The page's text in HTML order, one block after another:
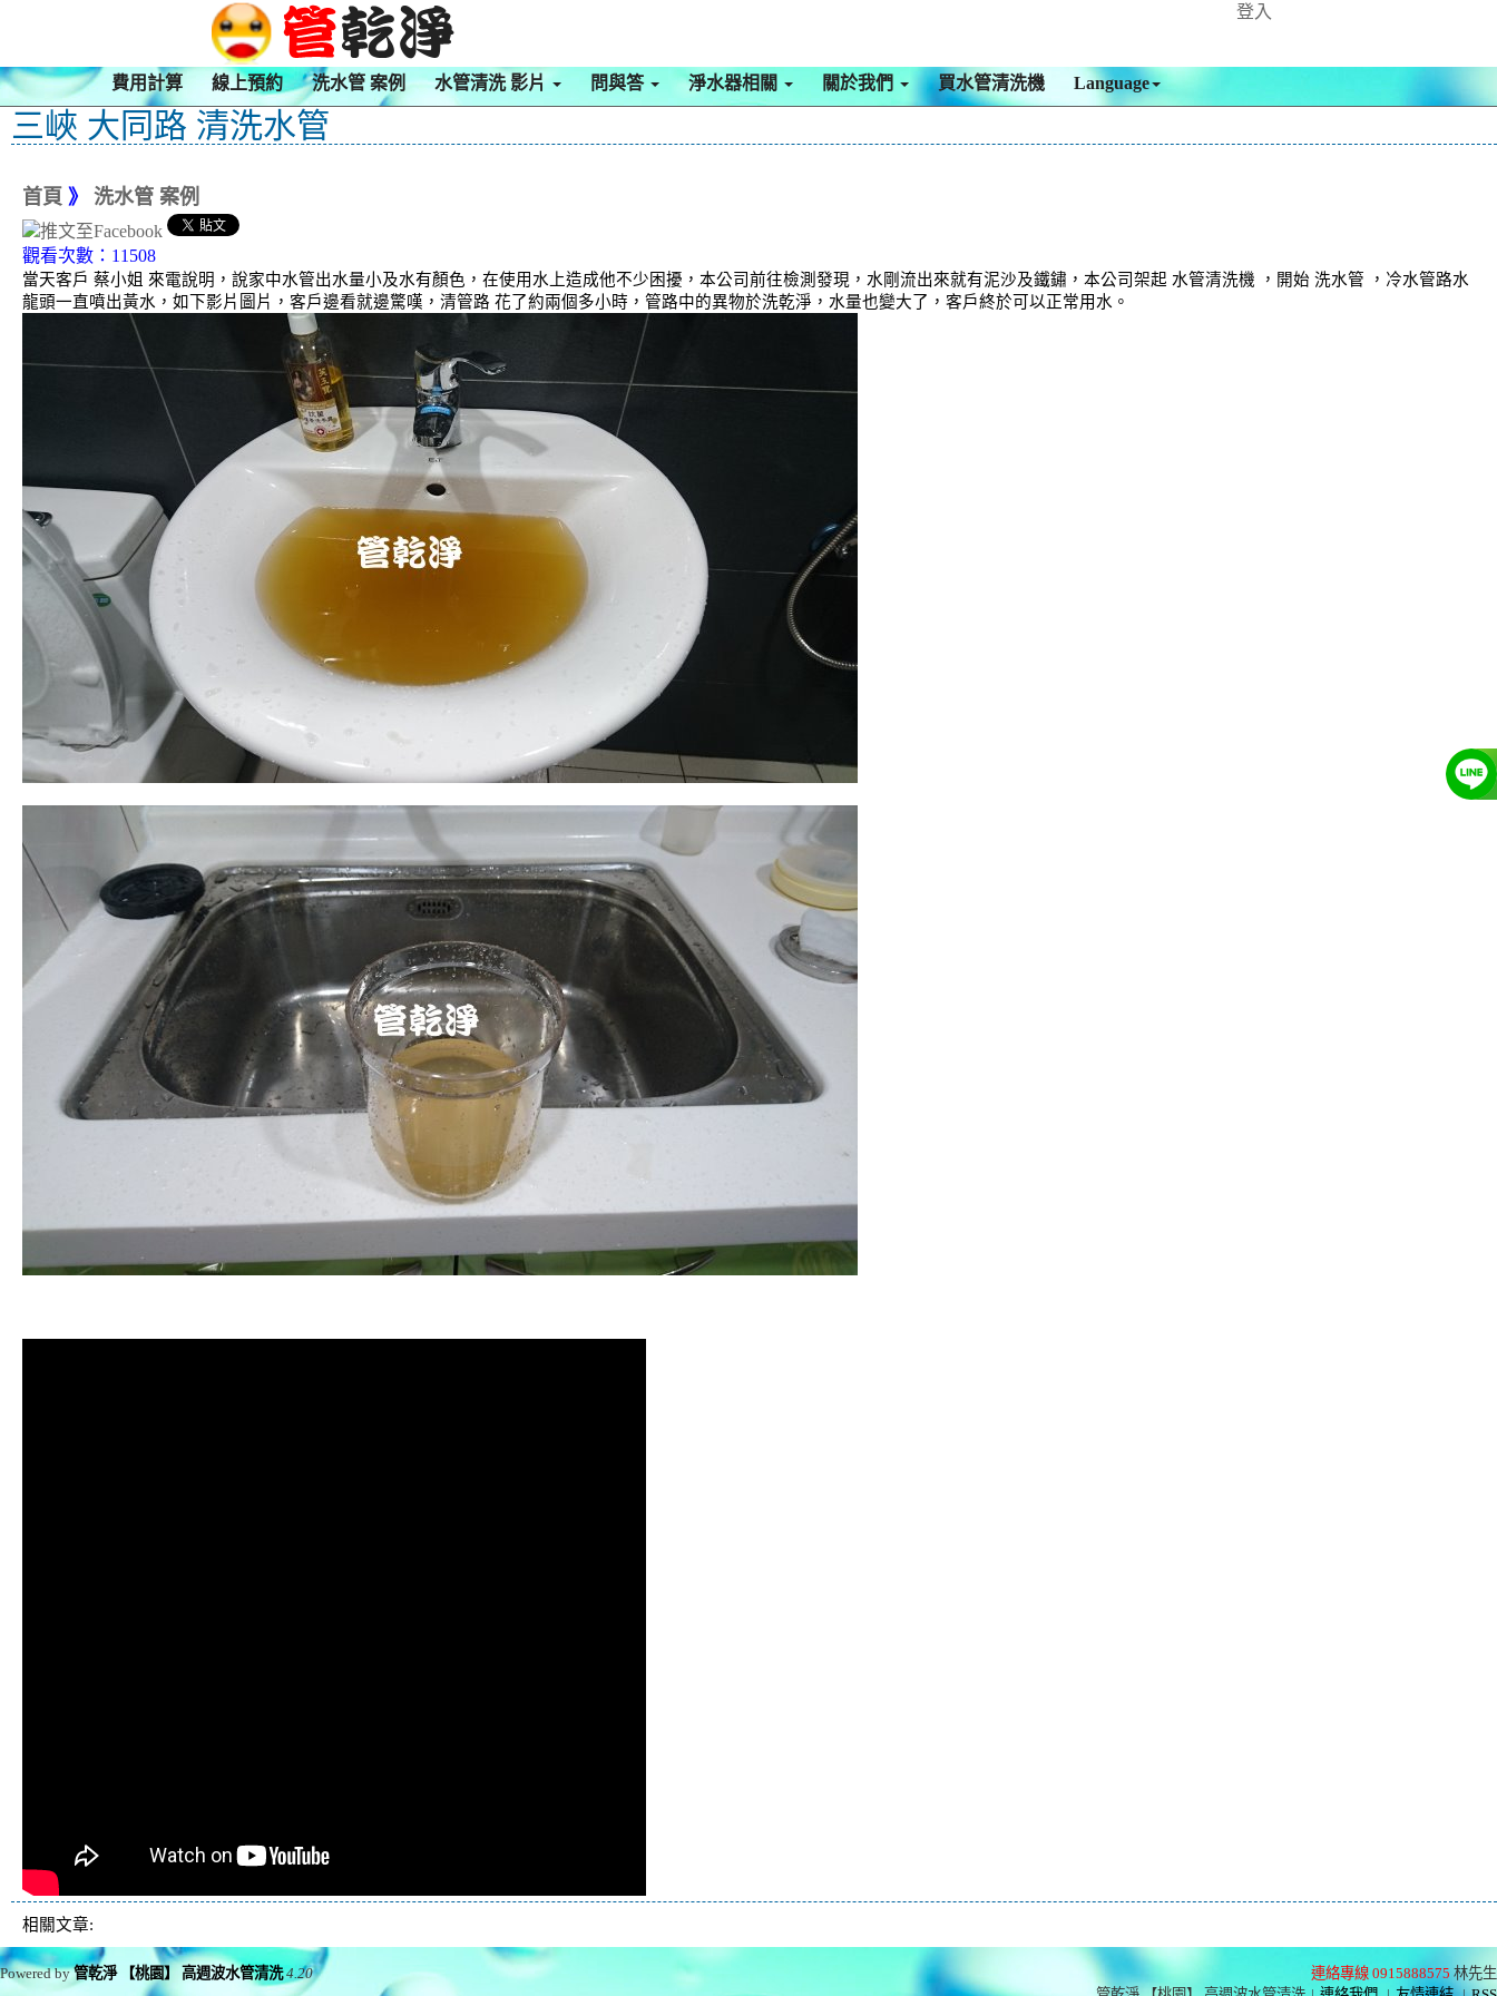
登入
費用計算 線上預約 洗水管 案例 水管清洗 影片 問與答 淨水器相關 關於我們 買水管清洗機 Language
三峽 大同路 清洗水管
首頁 》 洗水管 案例
觀看次數：11508
當天客戶 蔡小姐 來電說明，說家中水管出水量小及水有顏色，在使用水上造成他不少困擾，本公司前往檢測發現，水剛流出來就有泥沙及鐵鏽，本公司架起 水管清洗機 ，開始 洗水管 ，冷水管路水
龍頭一直噴出黃水，如下影片圖片，客戶邊看就邊驚嘆，清管路 花了約兩個多小時，管路中的異物於洗乾淨，水量也變大了，客戶終於可以正常用水。
相關文章:
連絡專線 0915888575 林先生
Powered by管乾淨 【桃園】 高週波水管清洗 4.20